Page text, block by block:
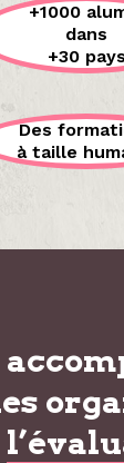
+1000
dans
+30 pays
Des
à taille